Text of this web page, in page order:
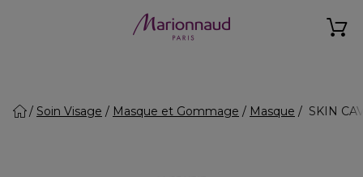
Soin Visage Masque et Gommage Masque SKIN